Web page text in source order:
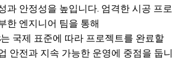
과 안정성을 높입니다. 엄격한 시공 프로
한 엔지니어 팀을 통해
국제 표준에 따라 프로젝트를 완료할
안전과 지속 가능한 운영에 중점을 둡니